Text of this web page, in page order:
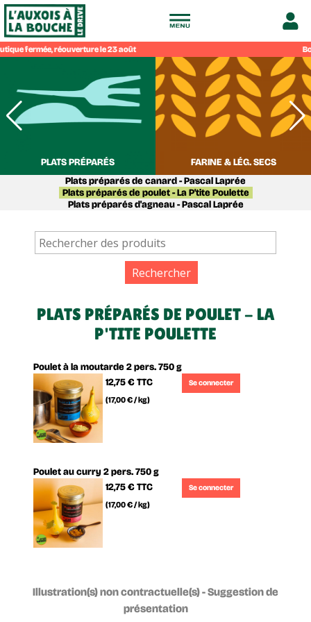
de
à
la
PLATS PRÉPARÉS
FARINE & LÉG. SECS
Plats préparés de canard - Pascal Laprée
Plats préparés de poulet - La P'tite Poulette
Plats préparés d'agneau - Pascal Laprée
PLATS PRÉPARÉS DE POULET - LA
P'TITE POULETTE
Poulet à la moutarde 2 pers. 750 g
12,75 €TTC
(17,00 € / kg)
Se connecter
Poulet au curry 2 pers. 750 g
12,75 €TTC
(17,00 € / kg)
Se connecter